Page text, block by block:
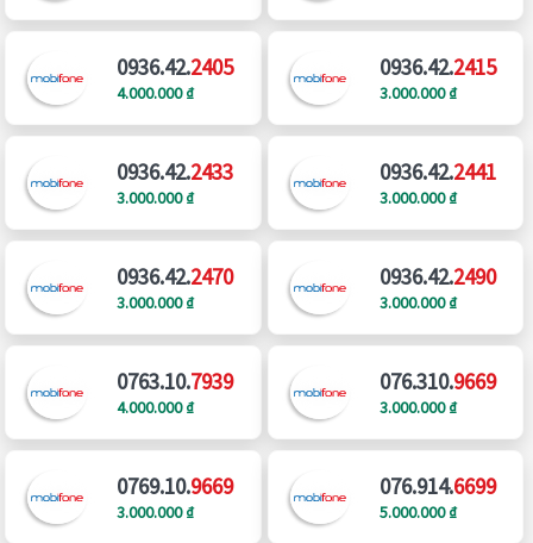
0936.42.2405
4.000.000 ₫
0936.42.2415
3.000.000 ₫
0936.42.2433
3.000.000 ₫
0936.42.2441
3.000.000 ₫
0936.42.2470
3.000.000 ₫
0936.42.2490
3.000.000 ₫
0763.10.7939
4.000.000 ₫
076.310.9669
3.000.000 ₫
0769.10.9669
3.000.000 ₫
076.914.6699
5.000.000 ₫